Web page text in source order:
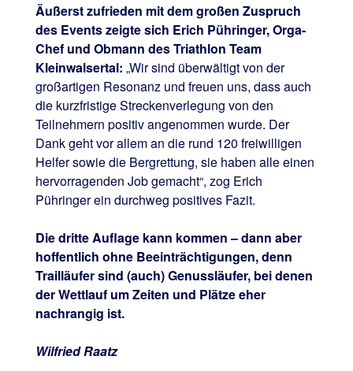
Äußerst zufrieden mit dem großen Zuspruch
des Events zeigte sich Erich Pühringer, Orga-
Chef und Obmann des Triathlon Team
Kleinwalsertal: „Wir sind überwältigt von der
großartigen Resonanz und freuen uns, dass auch
die kurzfristige Streckenverlegung von den
Teilnehmern positiv angenommen wurde. Der
Dank geht vor allem an die rund 120 freiwilligen
Helfer sowie die Bergrettung, sie haben alle einen
hervorragenden Job gemacht“, zog Erich
Pühringer ein durchweg positives Fazit.
Die dritte Auflage kann kommen – dann aber
hoffentlich ohne Beeinträchtigungen, denn
Trailläufer sind (auch) Genussläufer, bei denen
der Wettlauf um Zeiten und Plätze eher
nachrangig ist.
Wilfried Raatz